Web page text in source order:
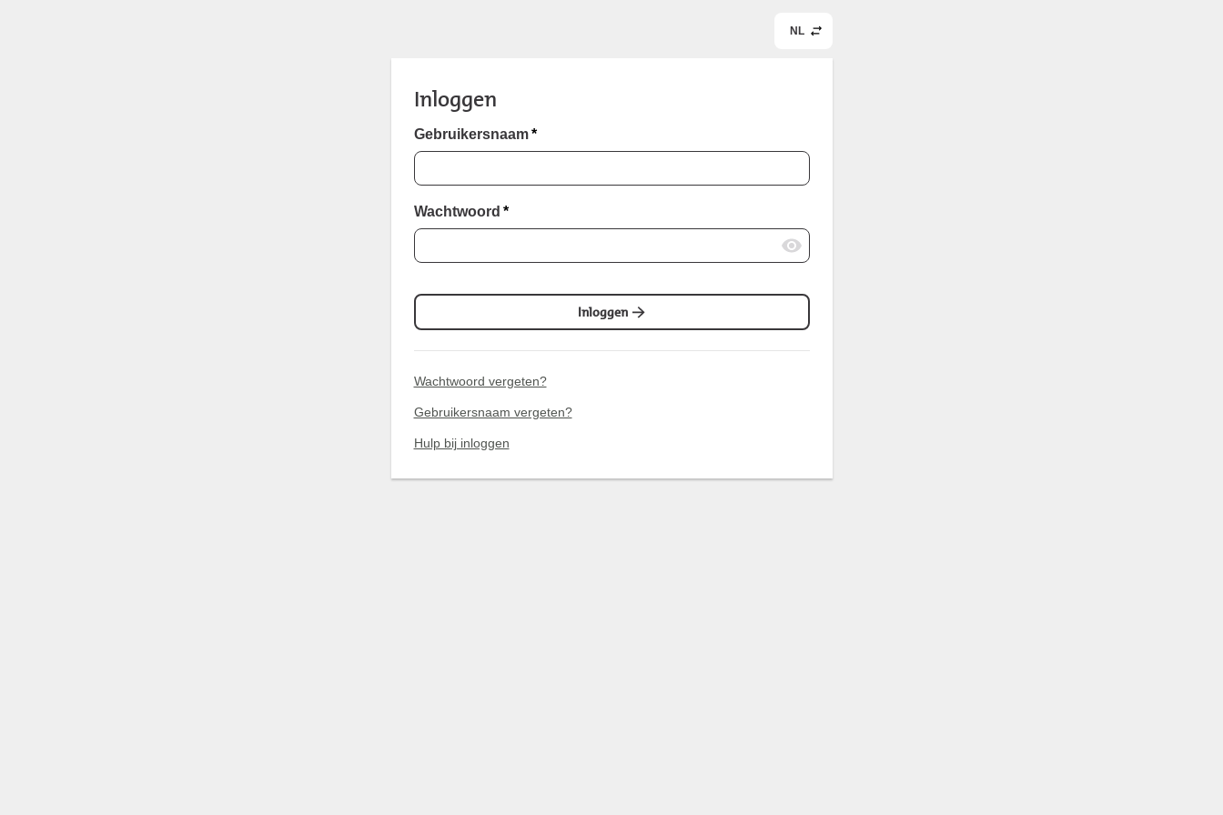
NL
Inloggen
Gebruikersnaam *
Wachtwoord *
Inloggen
Wachtwoord vergeten?
Gebruikersnaam vergeten?
Hulp bij inloggen